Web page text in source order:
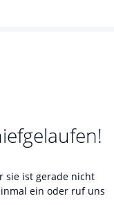
sie ist gerade nicht
ein oder ruf uns